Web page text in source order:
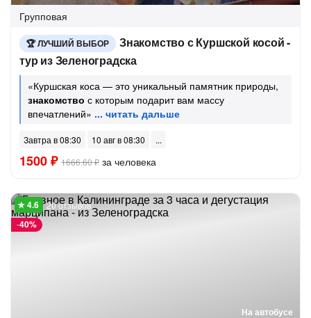
Групповая
ЛУЧШИЙ ВЫБОР
Знакомство с Куршской косой -
тур из Зеленоградска
«Куршская коса — это уникальный памятник природы,
знакомство с которым подарит вам массу
впечатлений»
Завтра в 08:30 10 авг в 08:30
1500 ₽ 1666.60 ₽ за человека
На автобусе
-40%
20 отзывов